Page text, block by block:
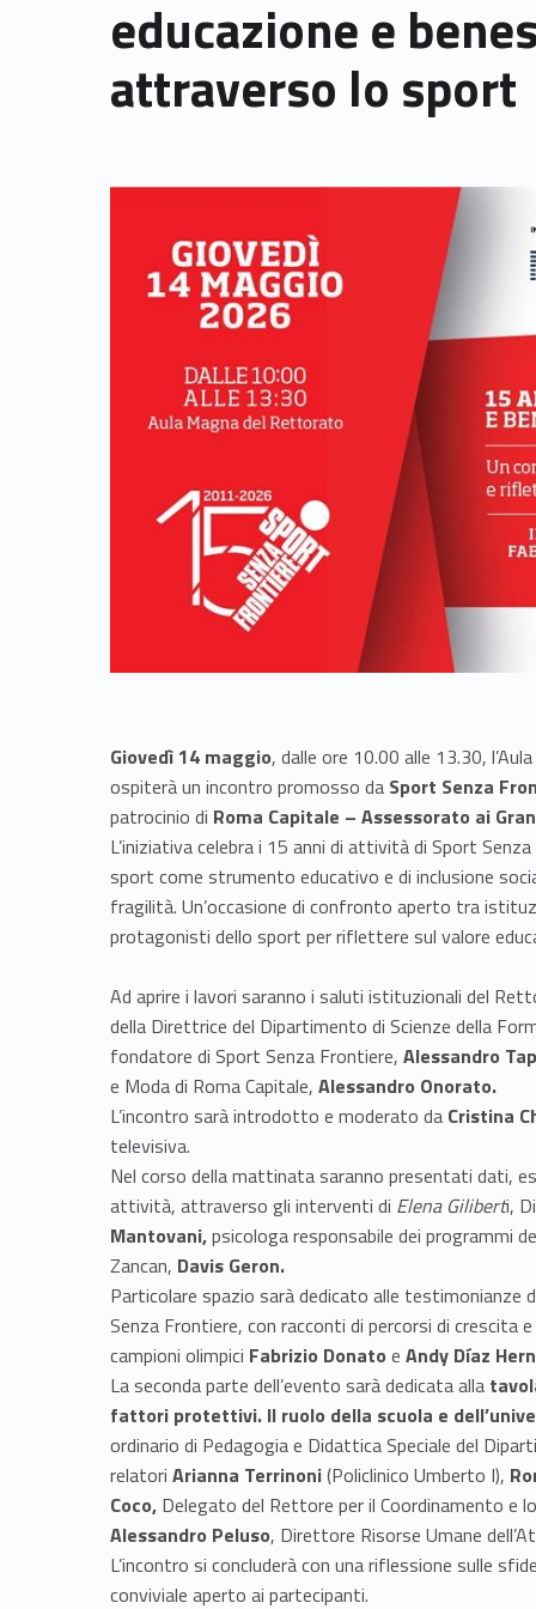
educazione e
attraverso lo sport
Link identifier archive #link-archive-thumb-soap-2217
Giovedì 14 maggio, dalle ore 10.00 alle 13.30,
ospiterà un incontro promosso da Sport Senza
patrocinio di Roma Capitale – Assessorato ai
L’iniziativa celebra i 15 anni di attività di Sport
sport come strumento educativo e di inclusione
fragilità. Un’occasione di confronto aperto tra
protagonisti dello sport per riflettere sul valore
Ad aprire i lavori saranno i saluti istituzionali del
della Direttrice del Dipartimento di Scienze della
fondatore di Sport Senza Frontiere, Alessandro
e Moda di Roma Capitale, Alessandro Onorato.
L’incontro sarà introdotto e moderato da Cristina
televisiva.
Nel corso della mattinata saranno presentati dati,
attività, attraverso gli interventi di Elena Giliberti,
Mantovani,psicologa responsabile dei programmi
Zancan, Davis Geron.
Particolare spazio sarà dedicato alle testimonianze
Senza Frontiere, con racconti di percorsi di
campioni olimpici Fabrizio Donato e Andy Díaz
La seconda parte dell’evento sarà dedicata alla
fattori protettivi. Il ruolo della scuola e
ordinario di Pedagogia e Didattica Speciale del
relatori Arianna Terrinoni(Policlinico Umberto I),
Coco, Delegato del Rettore per il Coordinamento e
Alessandro Peluso, Direttore Risorse Umane
L’incontro si concluderà con una riflessione sulle
conviviale aperto ai partecipanti.